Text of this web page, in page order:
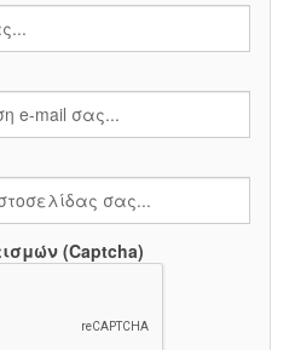
(Captcha)